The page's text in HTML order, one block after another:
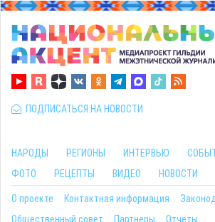
ПОДПИСАТЬСЯ НА НОВОСТИ
НАРОДЫ РЕГИОНЫ ИНТЕРВЬЮ
ФОТО
РЕЦЕПТЫ ВИДЕО НОВОСТИ
О проекте Контактная информация
Общественный совет
Партнеры Отчеты